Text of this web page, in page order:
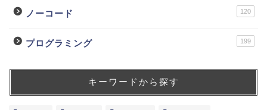
ノーコード 120
プログラミング 199
キーワードから探す